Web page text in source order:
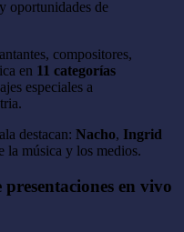
oportunidades de
compositores,
en 11 categorías
especiales a
destacan: Nacho, Ingrid
la música y los medios.
en vivo